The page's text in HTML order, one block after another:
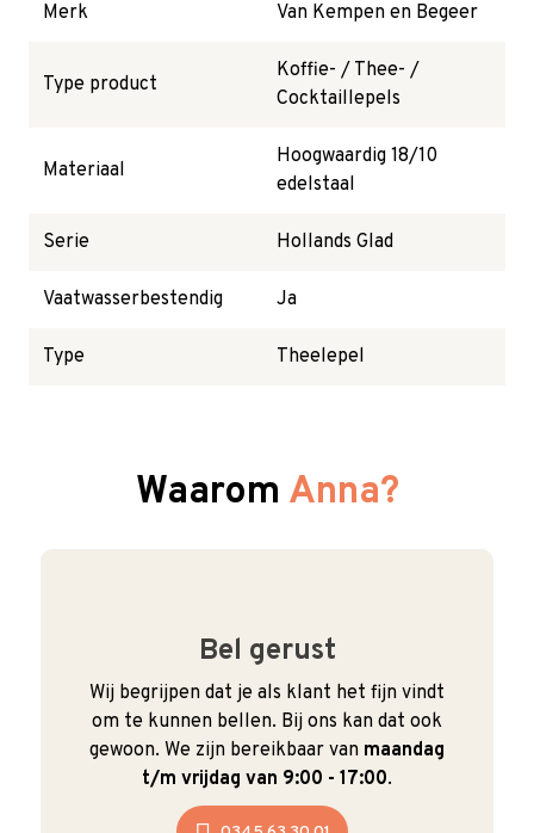
Merk Van Kempen en Begeer
Type product
Koffie- / Thee- /
Cocktaillepels
Materiaal
Hoogwaardig 18/10
edelstaal
Serie Hollands Glad
Vaatwasserbestendig Ja
Type Theelepel
Waarom Anna?
Bel gerust
Wij begrijpen dat je als klant het fijn vindt
om te kunnen bellen. Bij ons kan dat ook
gewoon. We zijn bereikbaar van maandag
t/m vrijdag van 9:00 - 17:00.